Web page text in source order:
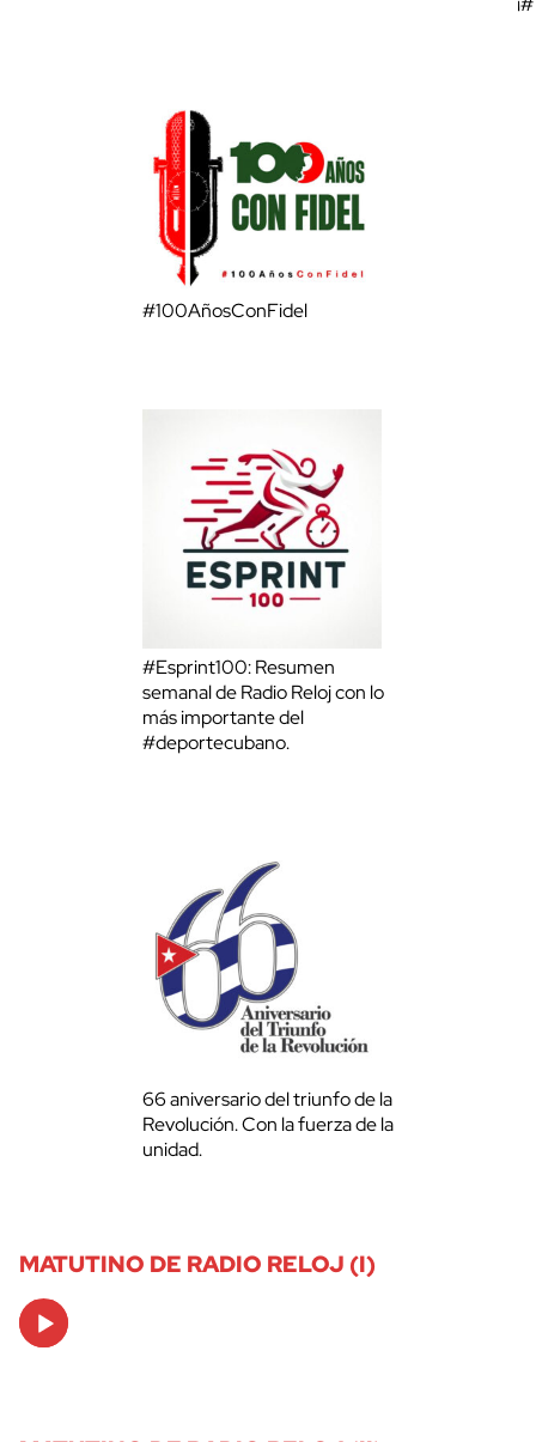
#100AñosConFidel
#Esprint100: Resumen
semanal de Radio Reloj con lo
más importante del
#deportecubano.
66 aniversario del triunfo de la
Revolución. Con la fuerza de la
unidad.
MATUTINO DE RADIO RELOJ (I)
Audio
Player